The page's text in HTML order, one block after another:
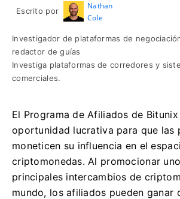
Escrito por
Nathan
Cole
Investigador de plataformas de
redactor de guías
Investiga plataformas de corredores y
comerciales.
El Programa de Afiliados de
oportunidad lucrativa para que las
moneticen su influencia en el
criptomonedas. Al promocionar
principales intercambios de
mundo, los afiliados pueden ganar